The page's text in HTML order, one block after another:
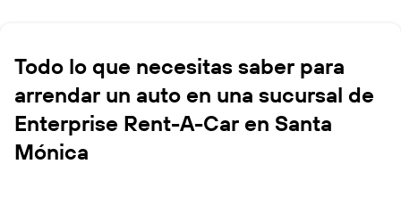
Todo lo que necesitas saber para
arrendar un auto en una sucursal de
Enterprise Rent-A-Car en Santa
Mónica